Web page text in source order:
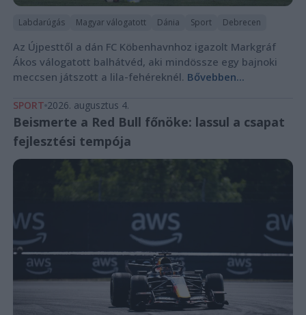
Labdarúgás Magyar válogatott Dánia Sport Debrecen
Az Újpesttől a dán FC Köbenhavnhoz igazolt Markgráf
Ákos válogatott balhátvéd, aki mindössze egy bajnoki
meccsen játszott a lila-fehéreknél. Bővebben...
SPORT 2026. augusztus 4.
Beismerte a Red Bull főnöke: lassul a csapat
fejlesztési tempója